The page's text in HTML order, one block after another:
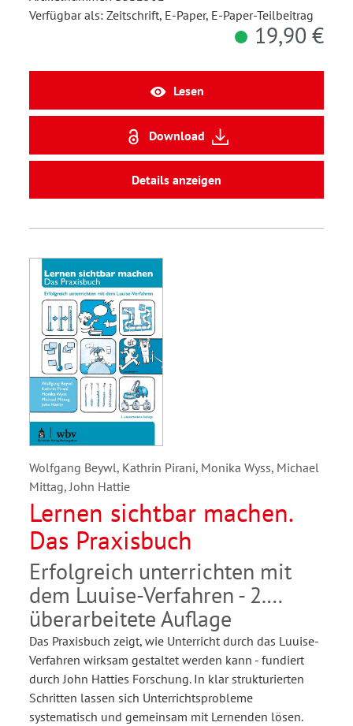
Verfügbar als: Zeitschrift, E-Paper, E-Paper-Teilbeitrag
19,90 €
Lesen
Download
Details anzeigen
Wolfgang Beywl, Kathrin Pirani, Monika Wyss, Michael
Mittag, John Hattie
Lernen sichtbar machen.
Das Praxisbuch
Erfolgreich unterrichten mit
dem Luuise-Verfahren - 2.
überarbeitete Auflage
Das Praxisbuch zeigt, wie Unterricht durch das Luuise-
Verfahren wirksam gestaltet werden kann - fundiert
durch John Hatties Forschung. In klar strukturierten
Schritten lassen sich Unterrichtsprobleme
systematisch und gemeinsam mit Lernenden lösen.